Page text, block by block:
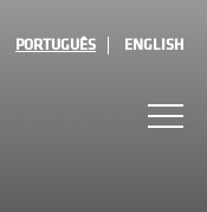
PORTUGUÊS ENGLISH